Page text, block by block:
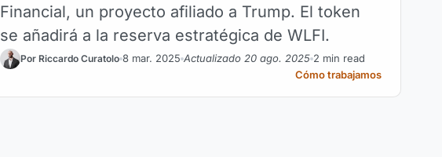
Financial, un proyecto afiliado a Trump. El token
se añadirá a la reserva estratégica de WLFI.
Por Riccardo Curatolo 8 mar. 2025 Actualizado 20 ago. 2025 2 min read
Cómo trabajamos